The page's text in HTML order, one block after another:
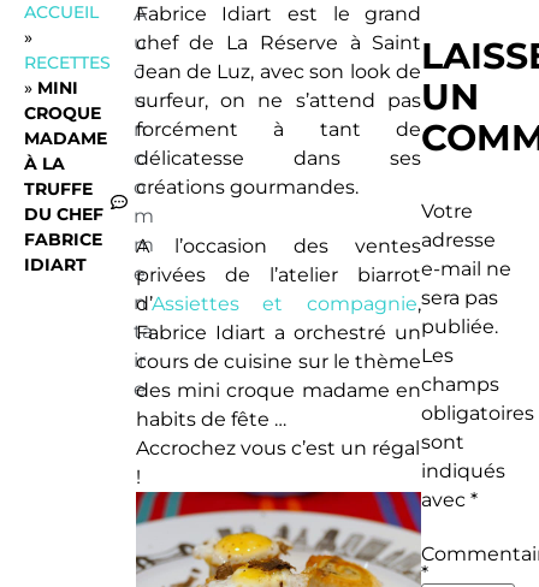
ACCUEIL
»
RECETTES
» MINI
CROQUE
MADAME
À LA
TRUFFE
DU CHEF
FABRICE
IDIART
A
u
c
u
n
c
o
m
m
e
n
ta
ir
e
Fabrice Idiart est le grand
chef de La Réserve à Saint
Jean de Luz, avec son look de
surfeur, on ne s’attend pas
forcément à tant de
délicatesse dans ses
créations gourmandes.
A l’occasion des ventes
privées de l’atelier biarrot
d’Assiettes et compagnie,
Fabrice Idiart a orchestré un
cours de cuisine sur le thème
des mini croque madame en
habits de fête …
Accrochez vous c’est un régal
!
UN
Votre
adresse
e-mail ne
sera pas
publiée.
Les
champs
obligatoires
sont
indiqués
avec*
*